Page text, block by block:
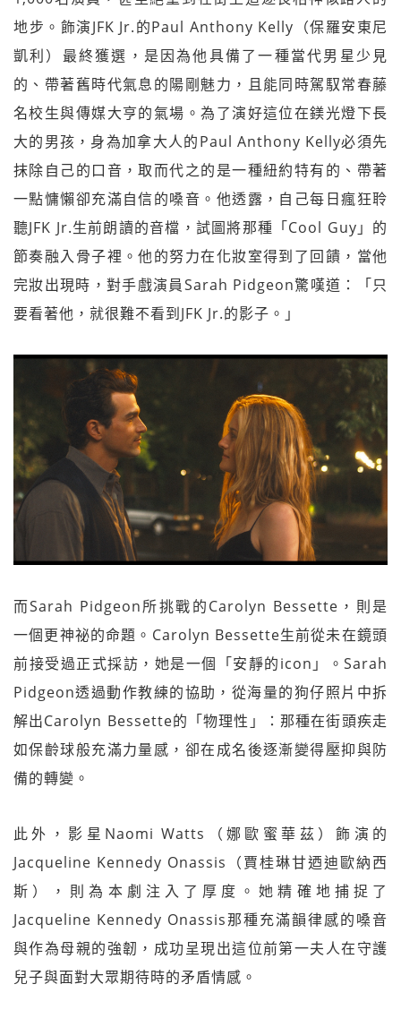
地步。飾演JFK Jr.的Paul Anthony Kelly（保羅安東尼
凱利）最終獲選，是因為他具備了一種當代男星少見
的、帶著舊時代氣息的陽剛魅力，且能同時駕馭常春藤
名校生與傳媒大亨的氣場。為了演好這位在鎂光燈下長
大的男孩，身為加拿大人的Paul Anthony Kelly必須先
抹除自己的口音，取而代之的是一種紐約特有的、帶著
一點慵懶卻充滿自信的嗓音。他透露，自己每日瘋狂聆
聽JFK Jr.生前朗讀的音檔，試圖將那種「Cool Guy」的
節奏融入骨子裡。他的努力在化妝室得到了回饋，當他
完妝出現時，對手戲演員Sarah Pidgeon驚嘆道：「只
要看著他，就很難不看到JFK Jr.的影子。」
而Sarah Pidgeon所挑戰的Carolyn Bessette，則是
一個更神祕的命題。Carolyn Bessette生前從未在鏡頭
前接受過正式採訪，她是一個「安靜的icon」。Sarah
Pidgeon透過動作教練的協助，從海量的狗仔照片中拆
解出Carolyn Bessette的「物理性」：那種在街頭疾走
如保齡球般充滿力量感，卻在成名後逐漸變得壓抑與防
備的轉變。
此外，影星Naomi Watts（娜歐蜜華茲）飾演的
Jacqueline Kennedy Onassis（賈桂琳甘迺迪歐納西
斯），則為本劇注入了厚度。她精確地捕捉了
Jacqueline Kennedy Onassis那種充滿韻律感的嗓音
與作為母親的強韌，成功呈現出這位前第一夫人在守護
兒子與面對大眾期待時的矛盾情感。